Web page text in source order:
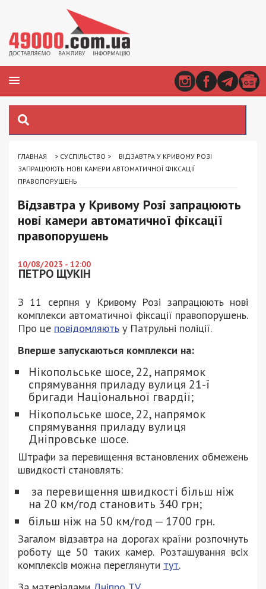
ГЛАВНАЯ > СУСПІЛЬСТВО >
ВІДЗАВТРА У КРИВОМУ РОЗІ
ЗАПРАЦЮЮТЬ НОВІ КАМЕРИ АВТОМАТИЧНОЇ ФІКСАЦІЇ
ПРАВОПОРУШЕНЬ
Відзавтра у Кривому Розі запрацюють
нові камери автоматичної фіксації
правопорушень
10/08/2023 - 12:00
ПЕТРО ЩУКІН
З 11 серпня у Кривому Розі запрацюють нові
комплекси автоматичної фіксації правопорушень.
Про це повідомляють у Патрульні поліції.
Вперше запускаються комплекси на:
Нікопольське шосе, 22, напрямок
спрямування приладу вулиця 21-ї
бригади Національної гвардії;
Нікопольське шосе, 22, напрямок
спрямування приладу вулиця
Дніпровське шосе.
Штрафи за перевищення встановлених обмежень
швидкості становлять:
за перевищення швидкості більш ніж
на 20 км/год становить 340 грн;
більш ніж на 50 км/год — 1700 грн.
Загалом відзавтра на дорогах країни розпочнуть
роботу ще 50 таких камер. Розташування всіх
комплексів можна переглянути тут.